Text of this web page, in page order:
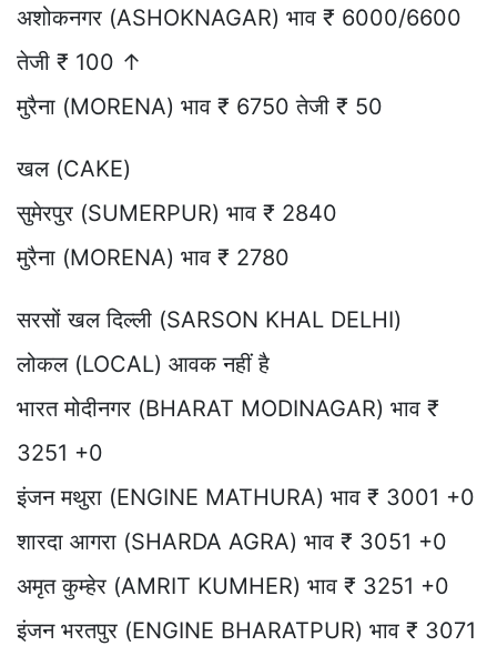
अशोकनगर (ASHOKNAGAR) भाव ₹ 6000/6600
तेजी ₹ 100 ↑
मुरैना (MORENA) भाव ₹ 6750 तेजी ₹ 50
खल (CAKE)
सुमेरपुर (SUMERPUR) भाव ₹ 2840
मुरैना (MORENA) भाव ₹ 2780
सरसों खल दिल्ली (SARSON KHAL DELHI)
लोकल (LOCAL) आवक नहीं है
भारत मोदीनगर (BHARAT MODINAGAR) भाव ₹
3251 +0
इंजन मथुरा (ENGINE MATHURA) भाव ₹ 3001 +0
शारदा आगरा (SHARDA AGRA) भाव ₹ 3051 +0
अमृत कुम्हेर (AMRIT KUMHER) भाव ₹ 3251 +0
इंजन भरतपुर (ENGINE BHARATPUR) भाव ₹ 3071